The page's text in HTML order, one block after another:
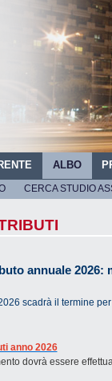
ALBO
CERCA STUDIO
DEI DOTTORI
annuale 2026:
scadrà il termine
anno 2026
dovrà essere